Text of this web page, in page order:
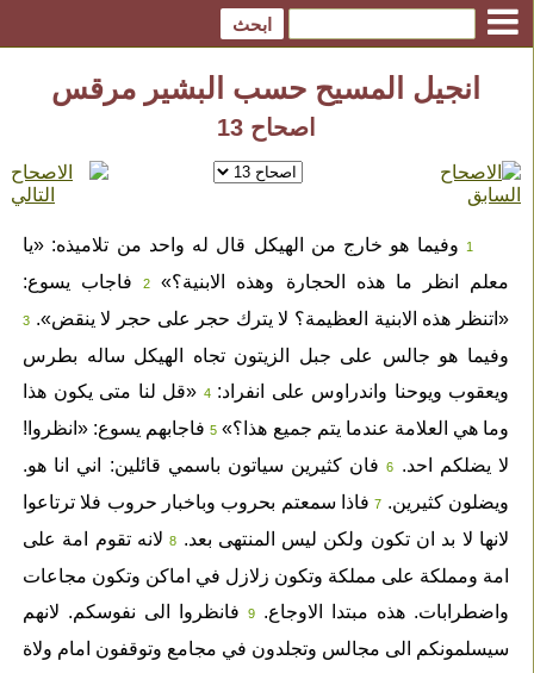
انجيل المسيح حسب البشير مرقس
اصحاح 13
1وفيما هو خارج من الهيكل قال له واحد من تلاميذه: «يا
معلم انظر ما هذه الحجارة وهذه الابنية؟»
2فاجاب يسوع:
«اتنظر هذه الابنية العظيمة؟ لا يترك حجر على حجر لا ينقض». 3
وفيما هو جالس على جبل الزيتون تجاه الهيكل ساله بطرس
ويعقوب ويوحنا واندراوس على انفراد: 4«قل لنا متى يكون هذا
وما هي العلامة عندما يتم جميع هذا؟» 5فاجابهم يسوع: «انظروا!
لا يضلكم احد.
6فان كثيرين سياتون باسمي قائلين: اني انا هو.
ويضلون كثيرين. 7فاذا سمعتم بحروب وباخبار حروب فلا ترتاعوا
لانها لا بد ان تكون ولكن ليس المنتهى بعد. 8لانه تقوم امة على
امة ومملكة على مملكة وتكون زلازل في اماكن وتكون مجاعات
واضطرابات. هذه مبتدا الاوجاع.
9فانظروا الى نفوسكم. لانهم
سيسلمونكم الى مجالس وتجلدون في مجامع وتوقفون امام ولاة